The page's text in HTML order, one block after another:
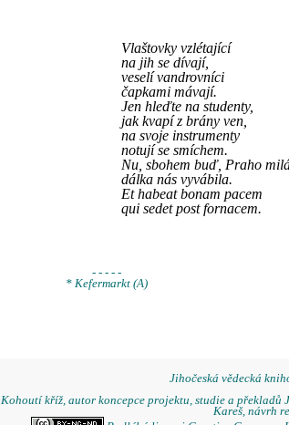
Vlaštovky vzlétající
na jih se dívají,
veselí vandrovníci
čapkami mávají.
Jen hleďte na studenty,
jak kvapí z brány ven,
na svoje instrumenty
notují se smíchem.
Nu, sbohem buď, Praho
dálka nás vyvábila.
Et habeat bonam pacem
qui sedet post fornacem.
- - - - -
* Kefermarkt (A)
Jihočeská vědecká
Kohoutí kříž, autor koncepce projektu, studie a překladů
Kareš, návrh